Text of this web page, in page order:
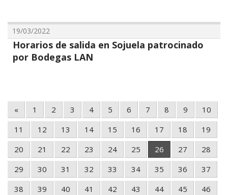
19/03/2022
Horarios de salida en Sojuela patrocinado
por Bodegas LAN
« 1 2 3 4 5 6 7 8 9
10
11
12 13 14 15 16 17 18
19
20
21 22 23 24 25 26 27
28
29
30 31 32 33 34 35 36
37
38
39 40 41 42 43 44 45
46